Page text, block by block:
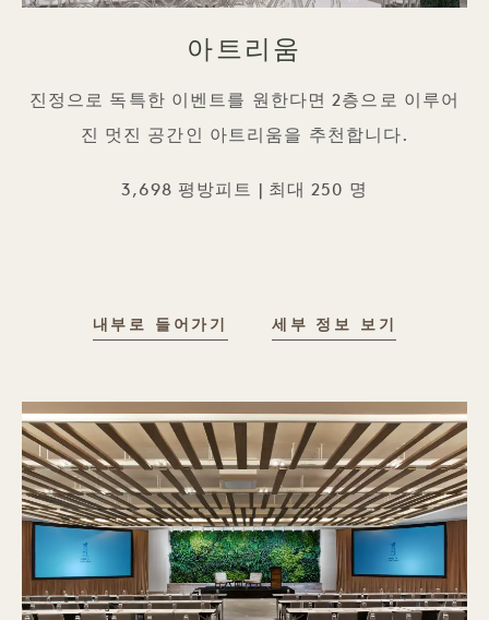
아트리움
진정으로 독특한 이벤트를 원한다면 2층으로 이루어
진 멋진 공간인 아트리움을 추천합니다.
3,698 평방피트 | 최대 250 명
내부로 들어가기 세부 정보 보기